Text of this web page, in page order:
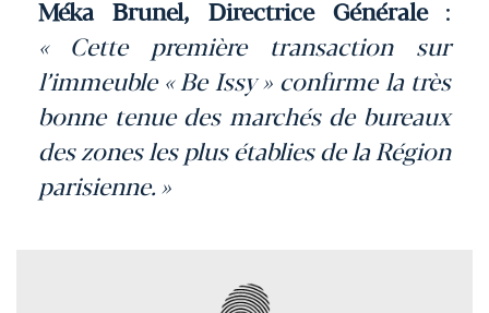
Méka Brunel, Directrice Générale:
« Cette première transaction sur
l’immeuble « Be Issy » confirme la très
bonne tenue des marchés de bureaux
des zones les plus établies de la Région
parisienne. »